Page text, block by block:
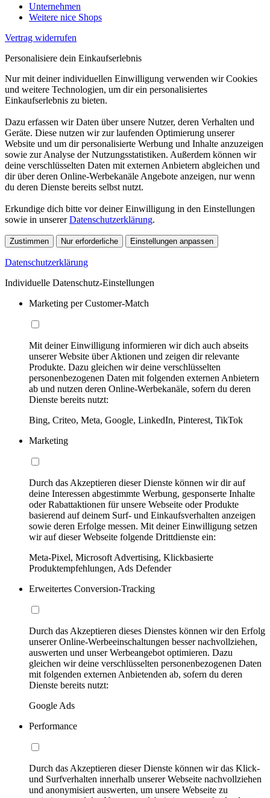
Unternehmen
Weitere nice Shops
Vertrag widerrufen
Personalisiere dein Einkaufserlebnis
Nur mit deiner individuellen Einwilligung verwenden wir Cookies
und weitere Technologien, um dir ein personalisiertes
Einkaufserlebnis zu bieten.
Dazu erfassen wir Daten über unsere Nutzer, deren Verhalten und
Geräte. Diese nutzen wir zur laufenden Optimierung unserer
Website und um dir personalisierte Werbung und Inhalte anzuzeigen
sowie zur Analyse der Nutzungsstatistiken. Außerdem können wir
deine verschlüsselten Daten mit externen Anbietern abgleichen und
dir über deren Online-Werbekanäle Angebote anzeigen, nur wenn
du deren Dienste bereits selbst nutzt.
Erkundige dich bitte vor deiner Einwilligung in den Einstellungen
sowie in unsererDatenschutzerklärung.
Zustimmen Nur erforderliche Einstellungen anpassen
Datenschutzerklärung
Individuelle Datenschutz-Einstellungen
Marketing per Customer-Match
Mit deiner Einwilligung informieren wir dich auch abseits
unserer Website über Aktionen und zeigen dir relevante
Produkte. Dazu gleichen wir deine verschlüsselten
personenbezogenen Daten mit folgenden externen Anbietern
ab und nutzen deren Online-Werbekanäle, sofern du deren
Dienste bereits nutzt:
Bing, Criteo, Meta, Google, LinkedIn, Pinterest, TikTok
Marketing
Durch das Akzeptieren dieser Dienste können wir dir auf
deine Interessen abgestimmte Werbung, gesponserte Inhalte
oder Rabattaktionen für unsere Webseite oder Produkte
basierend auf deinem Surf- und Einkaufsverhalten anzeigen
sowie deren Erfolge messen. Mit deiner Einwilligung setzen
wir auf dieser Webseite folgende Drittdienste ein:
Meta-Pixel, Microsoft Advertising, Klickbasierte
Produktempfehlungen, Ads Defender
Erweitertes Conversion-Tracking
Durch das Akzeptieren dieses Dienstes können wir den Erfolg
unserer Online-Werbeeinschaltungen besser nachvollziehen,
auswerten und unser Werbeangebot optimieren. Dazu
gleichen wir deine verschlüsselten personenbezogenen Daten
mit folgenden externen Anbietenden ab, sofern du deren
Dienste bereits nutzt:
Google Ads
Performance
Durch das Akzeptieren dieser Dienste können wir das Klick-
und Surfverhalten innerhalb unserer Webseite nachvollziehen
und anonymisiert auswerten, um unsere Webseite zu